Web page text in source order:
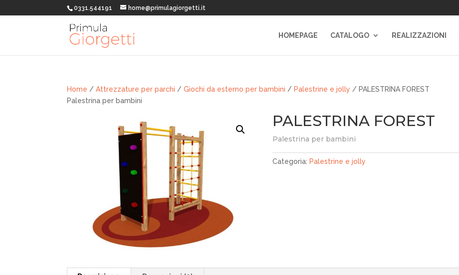
0331.544191 home@primulagiorgetti.it
HOMEPAGE CATALOGO REALIZZAZIONI
Home /Attrezzature per parchi /Giochi da esterno per bambini / Palestrine e jolly / PALESTRINA FOREST
Palestrina per bambini
PALESTRINA FOREST
Palestrina per bambini
Categoria: Palestrine e jolly